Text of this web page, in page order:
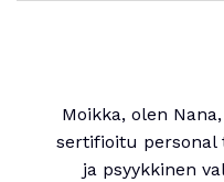
Moikka, olen
sertifioitu personal
ja psyykkinen